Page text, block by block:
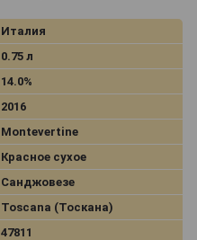
Италия
0.75 л
14.0%
2016
Montevertine
Красное сухое
Санджовезе
Toscana (Тоскана)
47811